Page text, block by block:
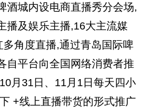
酒城内设电商直播秀分会场,
播及娱乐主播,16大主流媒
角度直播,通过青岛国际啤
自平台向全国网络消费者推
月31日、11月1日每天四小
+线上直播带货的形式推广